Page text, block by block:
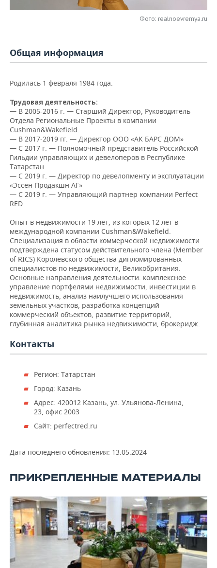
ОПК
УСЛУГИ
МЕДИА
ТЕЛЕКОММУНИКАЦИИ
ВЫЕЗДНАЯ РЕДАКЦИЯ
БИЗНЕС-БРАНЧИ
ONLINE-КОНФЕРЕНЦИИ
ОТКРЫТАЯ ЛЕКЦИЯ
НОВОСТИ СПОРТА
ФУТБОЛ
ХОККЕЙ
БАСКЕТБОЛ
ВОЛЕЙБОЛ
КИБЕРСПОРТ
ФИГУРНОЕ КАТАНИЕ
ВОДНЫЕ ВИДЫ СПОРТА
ХОККЕЙ С МЯЧОМ
ОБЩЕСТВО
НОВОСТИ ОБЩЕСТВА
ВЛАСТЬ
ИНФРАСТРУКТУРА
ИСТОРИЯ
КУЛЬТУРА
МЕДИЦИНА
ОБРАЗОВАНИЕ
ПРОИСШЕСТВИЯ
ФОТОГАЛЕРЕЯ
СЮЖЕТЫ
СПРАВОЧНИК
СПИСОК ПЕРСОН
СПИСОК КОМПАНИЙ
ПОЛНАЯ ВЕРСИЯ
Фото: realnoevremya.ru
Общая информация
Родилась 1 февраля 1984 года.
Трудовая деятельность:
— В 2005-2016 г. — Старший Директор, Руководитель
Отдела Региональные Проекты в компании
Cushman&Wakefield.
— В 2017-2019 гг. — Директор ООО «АК БАРС ДОМ»
— С 2017 г. — Полномочный представитель Российской
Гильдии управляющих и девелоперов в Республике
Татарстан
— С 2019 г. — Директор по девелопменту и эксплуатации
«Эссен Продакшн АГ»
— С 2019 г. — Управляющий партнер компании Perfect
RED
Опыт в недвижимости 19 лет, из которых 12 лет в
международной компании Cushman&Wakefield.
Специализация в области коммерческой недвижимости
подтверждена статусом действительного члена (Member
of RICS) Королевского общества дипломированных
специалистов по недвижимости, Великобритания.
Основные направления деятельности: комплексное
управление портфелями недвижимости, инвестиции в
недвижимость, анализ наилучшего использования
земельных участков, разработка концепций
коммерческий объектов, развитие территорий,
глубинная аналитика рынка недвижимости, брокеридж.
Контакты
Регион: Татарстан
Город: Казань
Адрес: 420012 Казань, ул. Ульянова-Ленина,
23, офис 2003
Сайт: perfectred.ru
Дата последнего обновления: 13.05.2024
ПРИКРЕПЛЕННЫЕ МАТЕРИАЛЫ